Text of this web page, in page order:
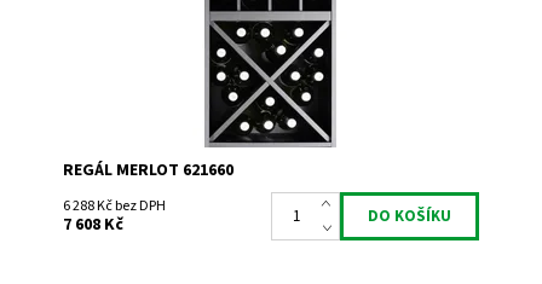
2 roky
REGÁL MERLOT 621660
6 288 Kč bez DPH
7 608 Kč